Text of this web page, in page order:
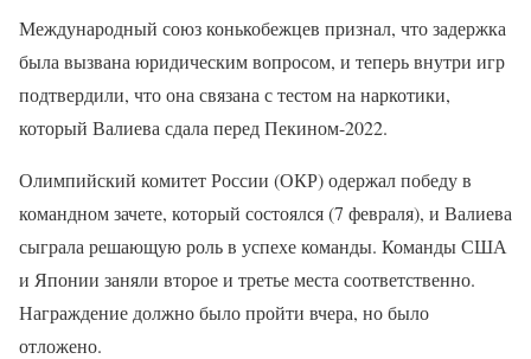
Международный союз конькобежцев признал, что задержка
была вызвана юридическим вопросом, и теперь внутри игр
подтвердили, что она связана с тестом на наркотики,
который Валиева сдала перед Пекином-2022.
Олимпийский комитет России (ОКР) одержал победу в
командном зачете, который состоялся (7 февраля), и Валиева
сыграла решающую роль в успехе команды. Команды США
и Японии заняли второе и третье места соответственно.
Награждение должно было пройти вчера, но было
отложено.